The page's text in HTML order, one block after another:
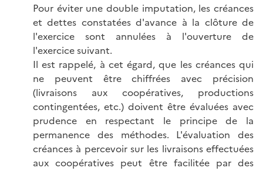
Pour éviter une double imputation, les créances
et dettes constatées d'avance à la clôture de
l'exercice sont annulées à l'ouverture de
l'exercice suivant.
Il est rappelé, à cet égard, que les créances qui
ne peuvent être chiffrées avec précision
(livraisons aux coopératives, productions
contingentées, etc.) doivent être évaluées avec
prudence en respectant le principe de la
permanence des méthodes. L'évaluation des
créances à percevoir sur les livraisons effectuées
aux coopératives peut être facilitée par des